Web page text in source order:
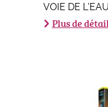
VOIE DE
Plus de